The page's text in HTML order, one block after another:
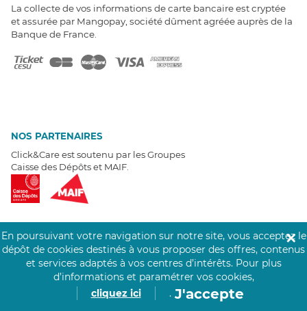
La collecte de vos informations de carte bancaire est cryptée
et assurée par Mangopay, société dûment agréée auprès de la
Banque de France.
NOS PARTENAIRES
Click&Care est soutenu par les Groupes
Caisse des Dépôts et MAIF.
EXPERTS À VOTRE ÉCOUTE
Un besoin de recrutement ? Click&Care vous accompagne par
téléphone 7/7.
Être rappelé aujourd'hui
En poursuivant votre navigation sur notre site, vous acceptez le
dépôt de cookies destinés à vous proposer des offres, contenus
et services adaptés à vos centres d’intérêts. Pour plus
d’informations et paramétrer vos cookies,
cliquez ici
. J'accepte
✕